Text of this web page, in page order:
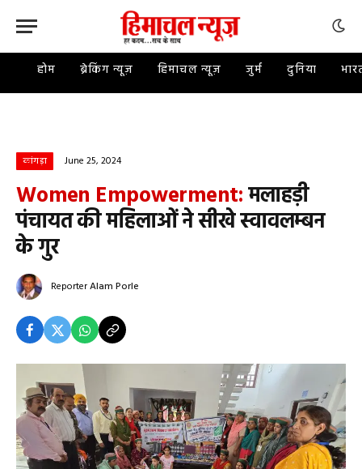
होम ब्रेकिंग न्यूज़ हिमाचल न्यूज़ जुर्म दुनिया
कांगड़ा June 25, 2024
Women Empowerment:मलाहड़ी
पंचायत की महिलाओं ने सीखे स्वावलम्बन
के गुर
ReporterAlam Porle